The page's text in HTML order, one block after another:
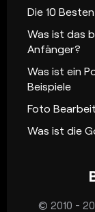
Die 10
Was ist das
Anfänger?
Was ist ein
Beispiele
Foto
Was ist die
© 2010 -